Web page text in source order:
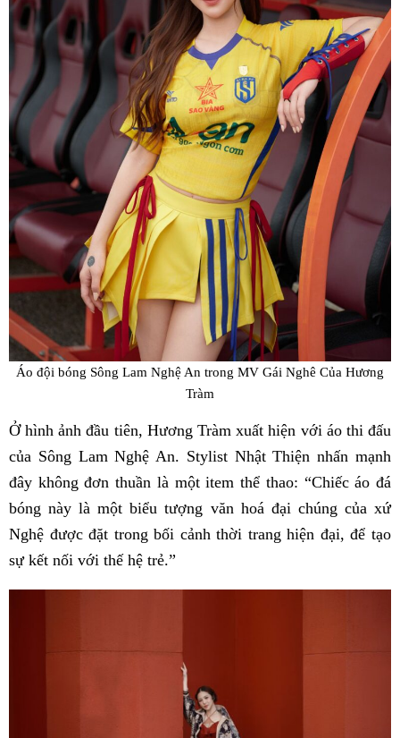
Áo đội bóng Sông Lam Nghệ An trong MV Gái Nghê Của Hương
Tràm
Ở hình ảnh đầu tiên, Hương Tràm xuất hiện với áo thi đấu
của Sông Lam Nghệ An. Stylist Nhật Thiện nhấn mạnh
đây không đơn thuần là một item thể thao: “Chiếc áo đá
bóng này là một biểu tượng văn hoá đại chúng của xứ
Nghệ được đặt trong bối cảnh thời trang hiện đại, để tạo
sự kết nối với thế hệ trẻ.”